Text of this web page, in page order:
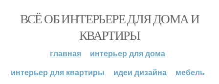
ВСЁ ОБ ИНТЕРЬЕРЕ ДЛЯ ДОМА И
КВАРТИРЫ
главная
интерьер для дома
интерьер для квартиры
идеи дизайна мебель